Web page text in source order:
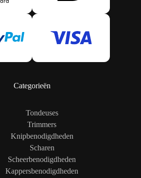
Categorieën
Tondeuses
Trimmers
Knipbenodigdheden
Scharen
Scheerbenodigdheden
Kappersbenodigdheden